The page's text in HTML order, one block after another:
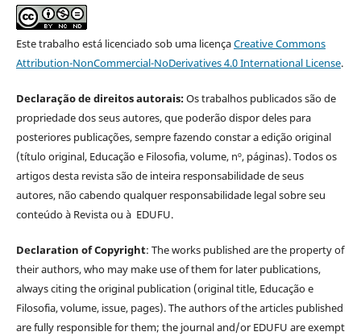
Este trabalho está licenciado sob uma licençaCreative Commons
Attribution-NonCommercial-NoDerivatives 4.0 International License.
Declaração de direitos autorais:Os trabalhos publicados são de
propriedade dos seus autores, que poderão dispor deles para
posteriores publicações, sempre fazendo constar a edição original
(título original, Educação e Filosofia, volume, nº, páginas). Todos os
artigos desta revista são de inteira responsabilidade de seus
autores, não cabendo qualquer responsabilidade legal sobre seu
conteúdo à Revista ou à EDUFU.
Declaration of Copyright: The works published are the property of
their authors, who may make use of them for later publications,
always citing the original publication (original title, Educação e
Filosofia, volume, issue, pages). The authors of the articles published
are fully responsible for them; the journal and/or EDUFU are exempt